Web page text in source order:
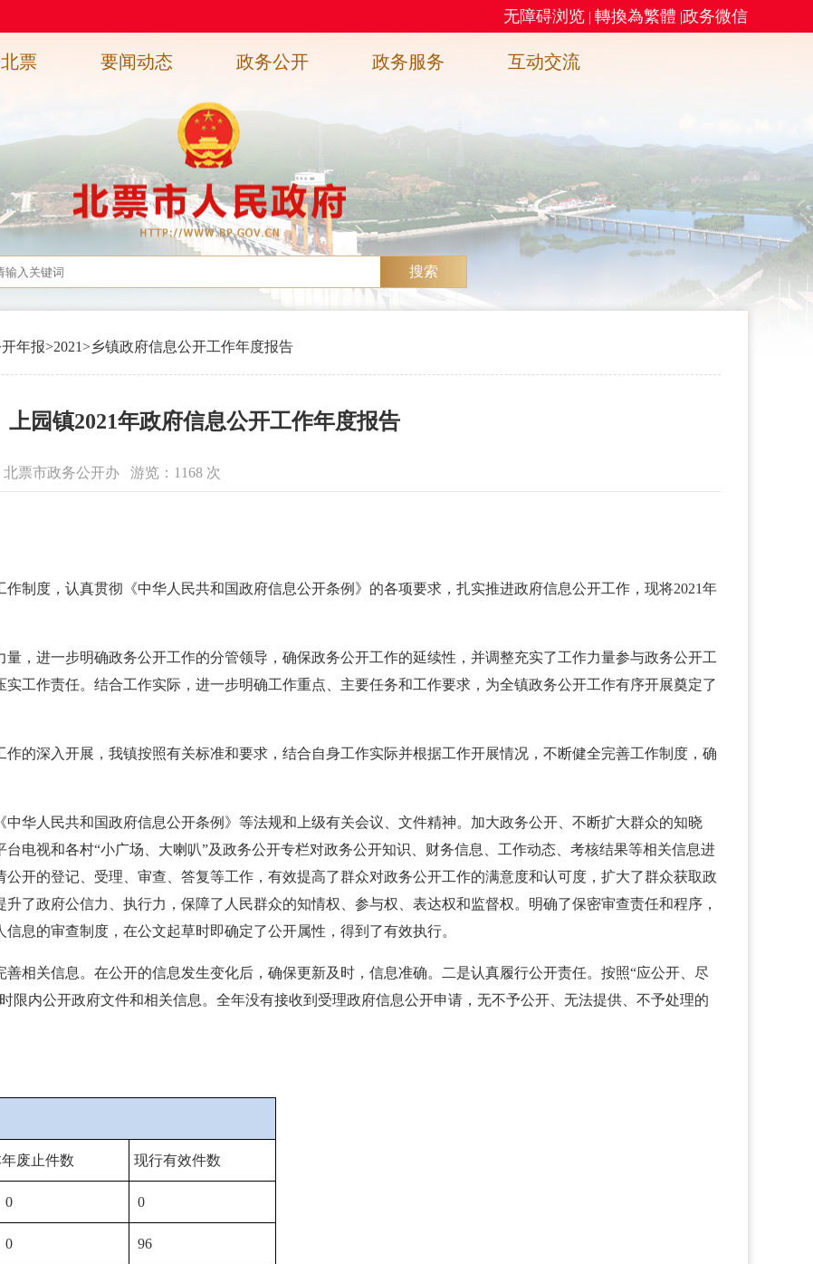
无障碍浏览 | 轉換為繁體 |政务微信
票 要闻动态 政务公开 政务服务 互动交流
搜索
年报>2021>乡镇政府信息公开工作年度报告
上园镇2021年政府信息公开工作年度报告
北票市政务公开办 游览： 1168 次
制度，认真贯彻《中华人民共和国政府信息公开条例》的各项要求，扎实推进政府信息公开工作，现将2021年
量，进一步明确政务公开工作的分管领导，确保政务公开工作的延续性，并调整充实了工作力量参与政务公开工
工作责任。结合工作实际，进一步明确工作重点、主要任务和工作要求，为全镇政务公开工作有序开展奠定了
作的深入开展，我镇按照有关标准和要求，结合自身工作实际并根据工作开展情况，不断健全完善工作制度，确
中华人民共和国政府信息公开条例》等法规和上级有关会议、文件精神。加大政务公开、不断扩大群众的知晓
电视和各村“小广场、大喇叭”及政务公开专栏对政务公开知识、财务信息、工作动态、考核结果等相关信息进
开的登记、受理、审查、答复等工作，有效提高了群众对政务公开工作的满意度和认可度，扩大了群众获取政
了政府公信力、执行力，保障了人民群众的知情权、参与权、表达权和监督权。明确了保密审查责任和程序，
息的审查制度，在公文起草时即确定了公开属性，得到了有效执行。
善相关信息。在公开的信息发生变化后，确保更新及时，信息准确。二是认真履行公开责任。按照“应公开、尽
限内公开政府文件和相关信息。全年没有接收到受理政府信息公开申请，无不予公开、无法提供、不予处理的
废止件数 现行有效件数
0
96